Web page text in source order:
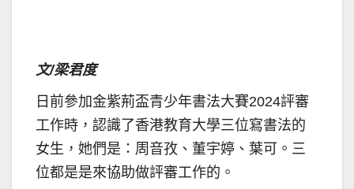
文/梁君度
日前參加金紫荊盃青少年書法大賽2024評審
工作時，認識了香港教育大學三位寫書法的
女生，她們是：周音孜、董宇婷、葉可。三
位都是是來協助做評審工作的。